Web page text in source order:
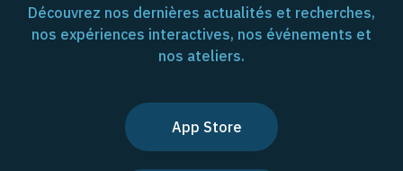
Découvrez nos dernières actualités et recherches,
nos expériences interactives, nos événements et
nos ateliers.
App Store